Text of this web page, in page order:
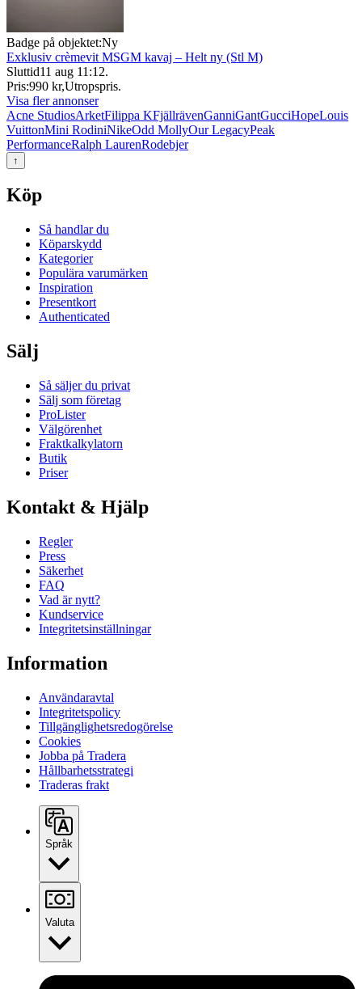
Badge på objektet:Ny
Exklusiv crèmevit MSGM kavaj – Helt ny (Stl M)
Sluttid11 aug 11:12.
Pris:990 kr,Utropspris.
Visa fler annonser
Acne StudiosArketFilippa KFjällrävenGanniGantGucciHopeLouis
VuittonMini RodiniNikeOdd MollyOur LegacyPeak
PerformanceRalph LaurenRodebjer
↑
Köp
Så handlar du
Köparskydd
Kategorier
Populära varumärken
Inspiration
Presentkort
Authenticated
Sälj
Så säljer du privat
Sälj som företag
ProLister
Välgörenhet
Fraktkalkylatorn
Butik
Priser
Kontakt & Hjälp
Regler
Press
Säkerhet
FAQ
Vad är nytt?
Kundservice
Integritetsinställningar
Information
Användaravtal
Integritetspolicy
Tillgänglighetsredogörelse
Cookies
Jobba på Tradera
Hållbarhetsstrategi
Traderas frakt
Språk
Valuta